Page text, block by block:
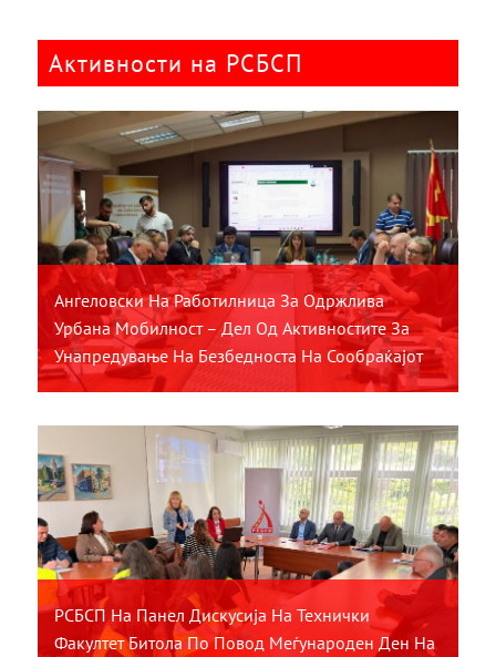
Активности на РСБСП
Ангеловски На Работилница За Одржлива
Урбана Мобилност – Дел Од Активностите За
Унапредување На Безбедноста На Сообраќајот
РСБСП На Панел Дискусија На Технички
Факултет Битола По Повод Меѓународен Ден На